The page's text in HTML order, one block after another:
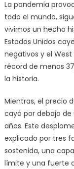
La pandemia
todo el mundo,
vivimos un hecho
Estados Unidos
negativos y el
récord de menos
la historia.
Mientras, el precio
cayó por debajo de
años. Este
explicado por tres
sostenida, una
límite y una fuerte